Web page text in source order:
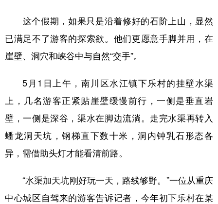
这个假期，如果只是沿着修好的石阶上山，显然
已满足不了游客的探索欲。他们更愿意手脚并用，在
崖壁、洞穴和峡谷中与自然“交手”。
5月1日上午，南川区水江镇下乐村的挂壁水渠
上，几名游客正紧贴崖壁缓慢前行，一侧是垂直岩
壁，一侧是深谷，渠水在脚边流淌。走完水渠再转入
蟠龙洞天坑，钢梯直下数十米，洞内钟乳石形态各
异，需借助头灯才能看清前路。
“水渠加天坑刚好玩一天，路线够野。”一位从重庆
中心城区自驾来的游客告诉记者，今年初下乐村在某